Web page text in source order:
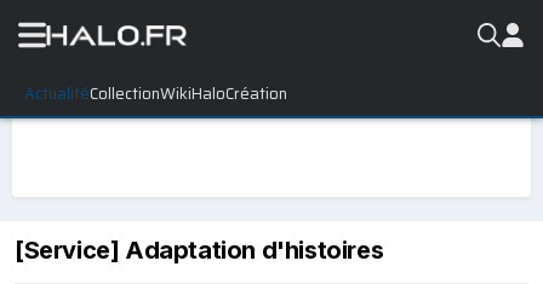
ActualitéCollectionWikiHaloCréation
[Service] Adaptation d'histoires